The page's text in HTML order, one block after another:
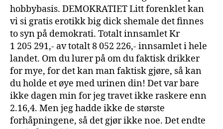
hobbybasis. DEMOKRATIET Litt forenklet kan
vi si gratis erotikk big dick shemale det finnes
to syn på demokrati. Totalt innsamlet Kr
1 205 291,- av totalt 8 052 226,- innsamlet i hele
landet. Om du lurer på om du faktisk drikker
for mye, for det kan man faktisk gjøre, så kan
du holde et øye med urinen din! Det var bare
ikke dagen min for jeg travet ikke raskere enn
2.16,4. Men jeg hadde ikke de største
forhåpningene, så det gjør ikke noe. Det endte